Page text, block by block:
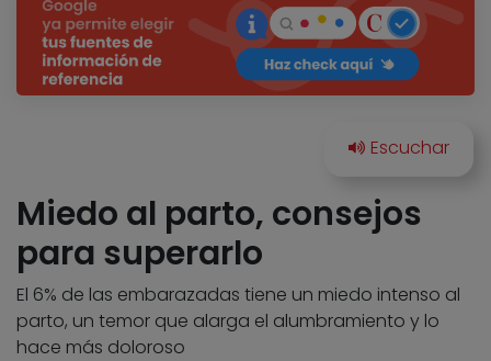
Miedo al parto, consejos
para superarlo
El 6% de las embarazadas tiene un miedo intenso al
parto, un temor que alarga el alumbramiento y lo
hace más doloroso